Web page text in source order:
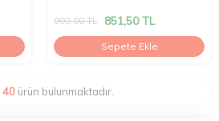
999,00TL 851,50TL
Sepete Ekle
40 ürün bulunmaktadır.